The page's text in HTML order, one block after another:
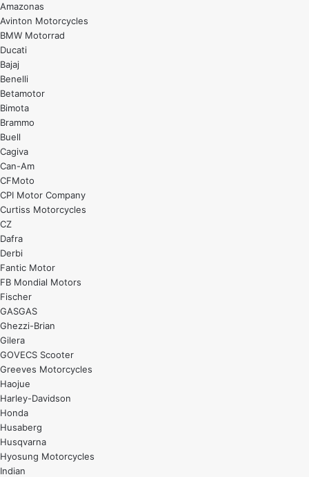
Amazonas
Avinton Motorcycles
BMW Motorrad
Ducati
Bajaj
Benelli
Betamotor
Bimota
Brammo
Buell
Cagiva
Can-Am
CFMoto
CPI Motor Company
Curtiss Motorcycles
CZ
Dafra
Derbi
Fantic Motor
FB Mondial Motors
Fischer
GASGAS
Ghezzi-Brian
Gilera
GOVECS Scooter
Greeves Motorcycles
Haojue
Harley-Davidson
Honda
Husaberg
Husqvarna
Hyosung Motorcycles
Indian